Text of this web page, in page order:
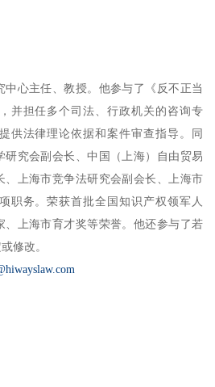
心主任、教授。他参与了《反不正当
并担任多个司法、行政机关的咨询专
供法律理论依据和案件审查指导。同
研究会副会长、中国（上海）自由贸易
、上海市竞争法研究会副会长、上海市
职务。荣获首批全国知识产权领军人
、上海市育才奖等荣誉。他还参与了若
修改。